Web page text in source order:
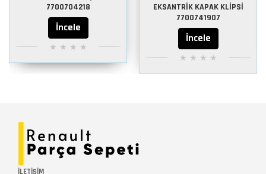
7700704218
İncele
EKSANTRİK KAPAK KLİPSİ
7700741907
İncele
İLETİŞİM